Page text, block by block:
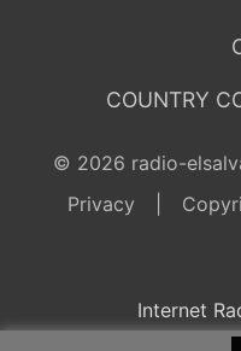
COUNTRY
© 2026 radio-
Privacy
Internet